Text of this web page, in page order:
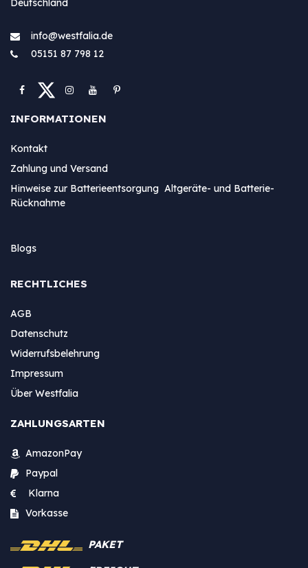
Deutschland
info@westfa​lia.de
05151 87 798 12
INFORMATIONEN
Kontakt
Zahlung und Versand
Hinweise zur Batterieentsorgung Altgeräte- und Batterie-
Rücknahme
Blogs
RECHTLICHES
AGB
Datenschutz
Widerrufsbelehrung
Impressum
Über Westfalia
ZAHLUNGSARTEN
AmazonPay
Paypal
Klarna
Vorkasse
PAKET